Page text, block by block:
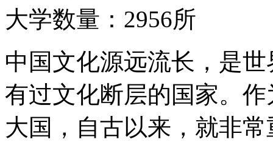
大学数量：2956所
中国文化源远流长，是
有过文化断层的国家。
大国，自古以来，就非